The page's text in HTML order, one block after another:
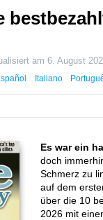
am6. August
Italiano
Es war ein
doch
Schmerz zu
auf dem
über die 10
2026 mit